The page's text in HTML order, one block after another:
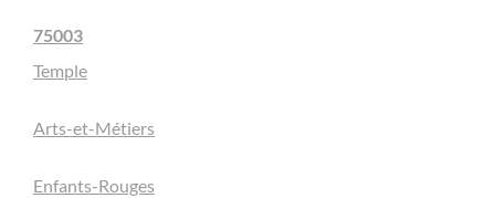
75003
Temple
Arts-et-Métiers
Enfants-Rouges